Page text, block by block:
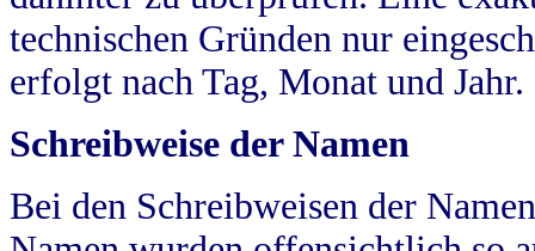
technischen Gründen nur
erfolgt nach Tag, Monat und Jahr.
Schreibweise der Namen
Bei den Schreibweisen der